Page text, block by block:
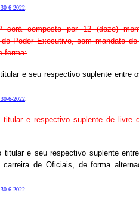
6-2022
composto por 12 (doze)
Poder Executivo, com mandato
forma:
titular e seu respectivo suplente entre
6-2022.
e respectivo suplente de livre
titular e seu respectivo suplente
de Oficiais, de forma
6-2022.